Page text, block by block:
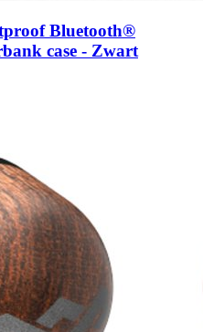
Bluetooth®
case - Zwart